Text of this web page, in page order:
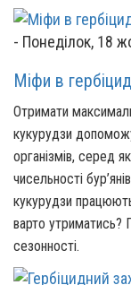
- Понеділок, 18
Міфи в
Отримати
кукурудзи
організмів, серед
чисельності
кукурудзи
варто утриматись?
сезонності.